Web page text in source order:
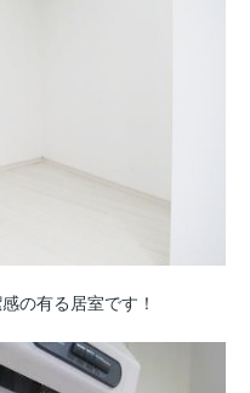
の有る居室です！